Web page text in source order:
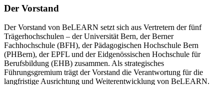
Der Vorstand
Der Vorstand von BeLEARN setzt sich aus Vertretern der fünf
Trägerhochschulen – der Universität Bern, der Berner
Fachhochschule (BFH), der Pädagogischen Hochschule Bern
(PHBern), der EPFL und der Eidgenössischen Hochschule für
Berufsbildung (EHB) zusammen. Als strategisches
Führungsgremium trägt der Vorstand die Verantwortung für die
langfristige Ausrichtung und Weiterentwicklung von BeLEARN.